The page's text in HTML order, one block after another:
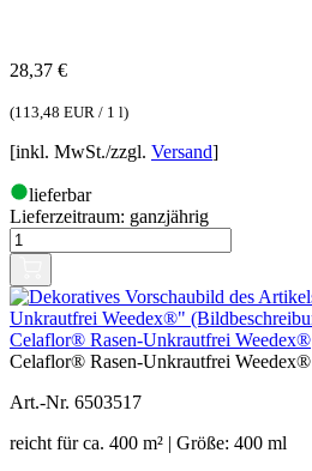
28,37 €
(113,48 EUR / 1 l)
[inkl. MwSt./zzgl. Versand]
lieferbar
Lieferzeitraum: ganzjährig
Celaflor® Rasen-Unkrautfrei Weedex®
Celaflor® Rasen-Unkrautfrei Weedex®
Art.-Nr. 6503517
reicht für ca. 400 m² | Größe: 400 ml